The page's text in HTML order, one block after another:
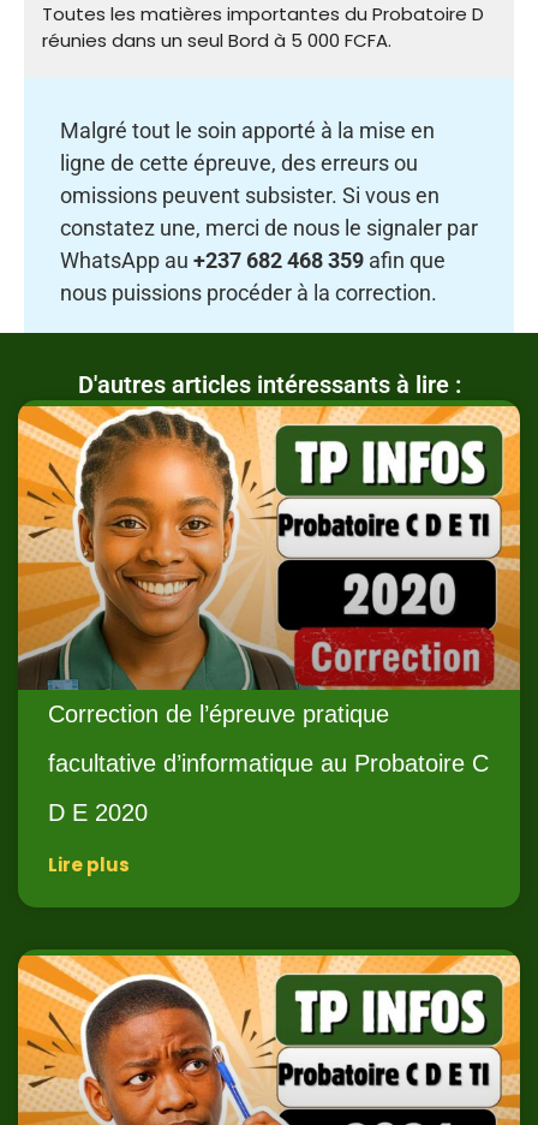
Toutes les matières importantes du Probatoire D
réunies dans un seul Bord à 5 000 FCFA.
Malgré tout le soin apporté à la mise en
ligne de cette épreuve, des erreurs ou
omissions peuvent subsister. Si vous en
constatez une, merci de nous le signaler par
WhatsApp au +237 682 468 359 afin que
nous puissions procéder à la correction.
D'autres articles intéressants à lire :
Correction de l’épreuve pratique
facultative d’informatique au Probatoire C
D E 2020
Lire plus